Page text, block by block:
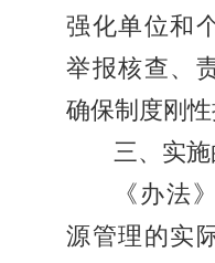
强化单位和
举报核查、
确保制度刚性
三、实施
《办法
源管理的实